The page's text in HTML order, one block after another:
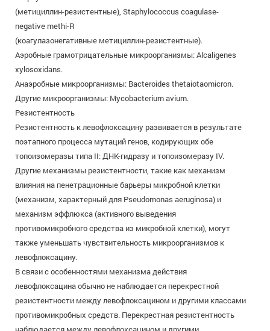
(метициллин-резистентные), Staphylococcus coagulase-
negative methi-R
(коагулазонегативные метициллин-резистентные).
Аэробные грамотрицательные микроорганизмы: Alcaligenes
xylosoxidans.
Анаэробные микроорганизмы: Bacteroides thetaiotaomicron.
Другие микроорганизмы: Mycobacterium avium.
Резистентность
Резистентность к левофлоксацину развивается в результате
поэтапного процесса мутаций генов, кодирующих обе
топоизомеразы типа II: ДНК-гидразу и топоизомеразу IV.
Другие механизмы резистентности, такие как механизм
влияния на пенетрационные барьеры микробной клетки
(механизм, характерный для Pseudomonas aeruginosa) и
механизм эффлюкса (активного выведения
противомикробного средства из микробной клетки), могут
также уменьшать чувствительность микроорганизмов к
левофлоксацину.
В связи с особенностями механизма действия
левофлоксацина обычно не наблюдается перекрестной
резистентности между левофлоксацином и другими классами
противомикробных средств. Перекрестная резистентность